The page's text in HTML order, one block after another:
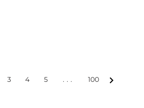
3 4 5 ... 100 Next